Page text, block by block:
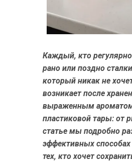
Каждый, кто регулярно
рано или поздно
который никак не
возникает после
выраженным
пластиковой тары: от
статье мы подробно
эффективных
тех, кто хочет